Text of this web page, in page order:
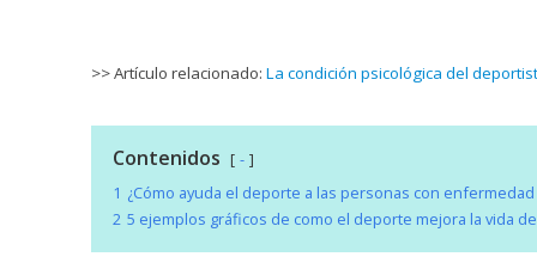
>> Artículo relacionado: La condición psicológica del
Contenidos
-
1 ¿Cómo ayuda el deporte a las personas con
2 5 ejemplos gráficos de como el deporte mejora la vida